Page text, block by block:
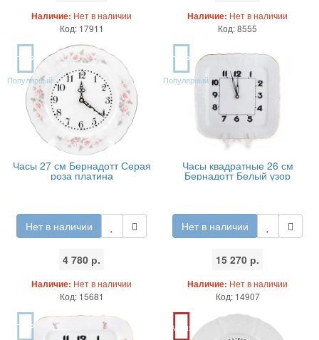
Наличие: Нет в наличии
Код: 17911
Наличие: Нет в наличии
Код: 8555
TOP
Популярный
Часы 27 см Бернадотт Серая
роза платина
Нет в наличии
4 780 р.
Наличие: Нет в наличии
Код: 15681
TOP
Популярный
Часы квадратные 26 см
Бернадотт Белый узор
Нет в наличии
15 270 р.
Наличие: Нет в наличии
Код: 14907
TOP Акция